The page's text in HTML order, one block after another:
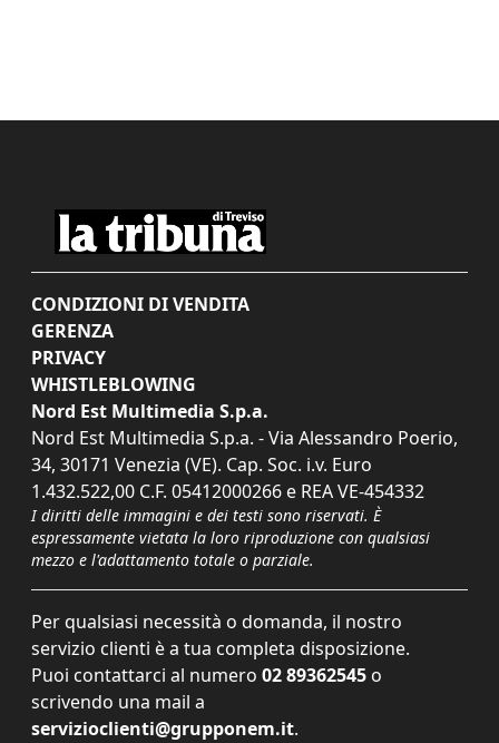
CONDIZIONI DI VENDITA
GERENZA
PRIVACY
WHISTLEBLOWING
Nord Est Multimedia S.p.a.
Nord Est Multimedia S.p.a. - Via Alessandro Poerio,
34, 30171 Venezia (VE). Cap. Soc. i.v. Euro
1.432.522,00 C.F. 05412000266 e REA VE-454332
I diritti delle immagini e dei testi sono riservati. È
espressamente vietata la loro riproduzione con qualsiasi
mezzo e l'adattamento totale o parziale.
Per qualsiasi necessità o domanda, il nostro
servizio clienti è a tua completa disposizione.
Puoi contattarci al numero 02 89362545 o
scrivendo una mail a
servizioclienti@grupponem.it.